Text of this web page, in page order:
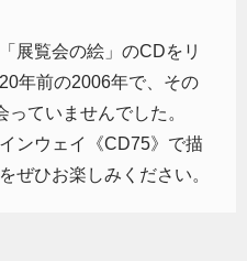
展覧会の絵」のCDをリ
年前の2006年で、その
ていませんでした。
ンウェイ《CD75》で描
ぜひお楽しみください。